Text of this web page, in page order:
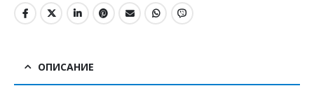
ОПИСАНИЕ